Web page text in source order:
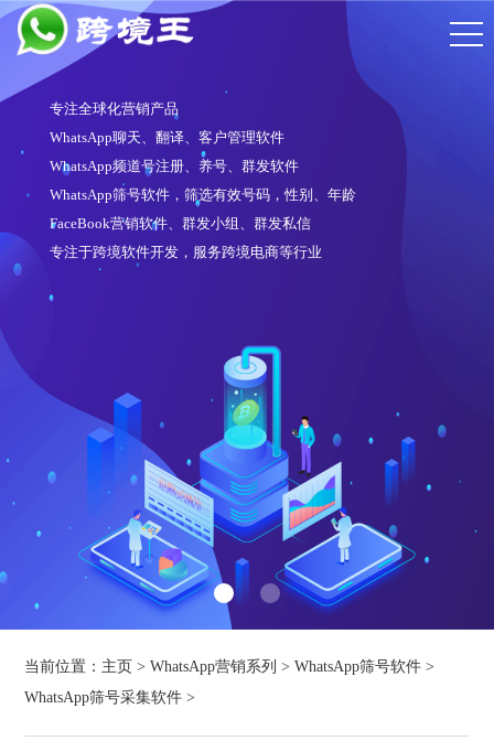
专注全球化营销产品
WhatsApp聊天、翻译、客户管理软件
WhatsApp频道号注册、养号、群发软件
WhatsApp筛号软件，筛选有效号码，性别、年龄
FaceBook营销软件、群发小组、群发私信
专注于跨境软件开发，服务跨境电商等行业
当前位置： 主页 >WhatsApp营销系列 >WhatsApp筛号软件 >
WhatsApp筛号采集软件 >